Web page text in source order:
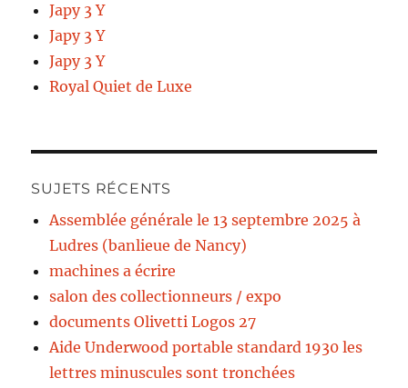
Japy 3 Y
Japy 3 Y
Japy 3 Y
Royal Quiet de Luxe
SUJETS RÉCENTS
Assemblée générale le 13 septembre 2025 à
Ludres (banlieue de Nancy)
machines a écrire
salon des collectionneurs / expo
documents Olivetti Logos 27
Aide Underwood portable standard 1930 les
lettres minuscules sont tronchées